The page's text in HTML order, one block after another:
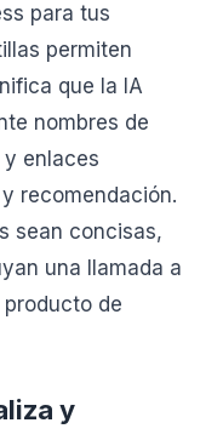
para tus
permiten
que la IA
nombres de
enlaces
recomendación.
sean concisas,
una llamada a
de
y